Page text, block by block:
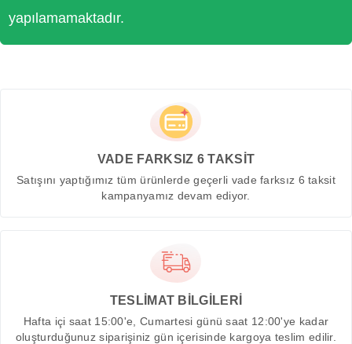
yapılamamaktadır.
VADE FARKSIZ 6 TAKSİT
Satışını yaptığımız tüm ürünlerde geçerli vade farksız 6 taksit
kampanyamız devam ediyor.
TESLİMAT BİLGİLERİ
Hafta içi saat 15:00'e, Cumartesi günü saat 12:00'ye kadar
oluşturduğunuz siparişiniz gün içerisinde kargoya teslim edilir.